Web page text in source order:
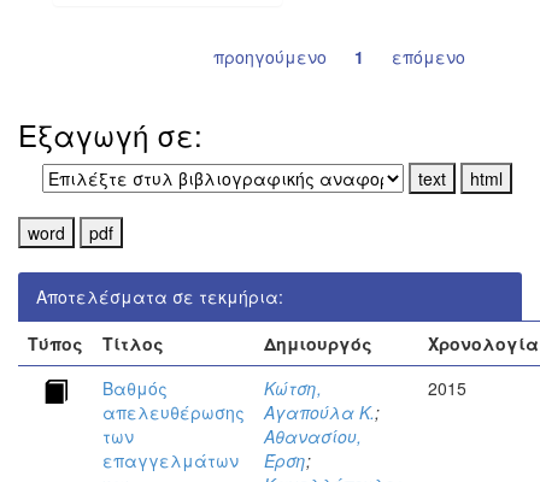
προηγούμενο 1 επόμενο
Εξαγωγή σε:
Αποτελέσματα σε τεκμήρια:
Τύπος
Τίτλος Δημιουργός
Χρονολογία
Βαθμός
απελευθέρωσης
των
επαγγελμάτων
Κώτση,
Αγαπούλα Κ.;
Αθανασίου,
Έρση;
2015